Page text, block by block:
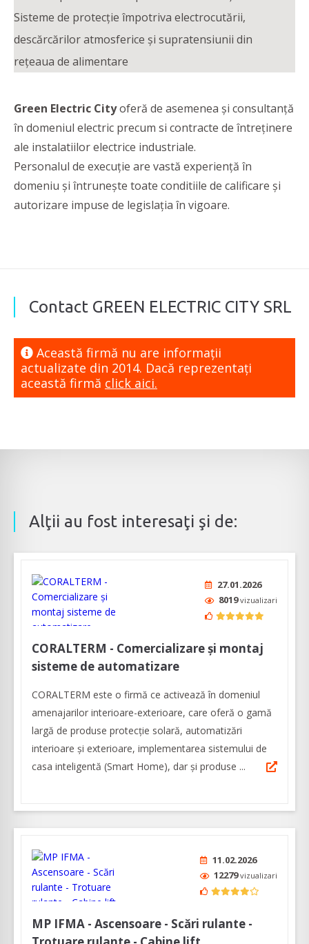
Sisteme de protecție împotriva electrocutării,
descărcărilor atmosferice și supratensiunii din
rețeaua de alimentare
Green Electric Cityoferă de asemenea și consultanță
în domeniul electric precum si contracte de întreținere
ale instalatiilor electrice industriale.
Personalul de execuție are vastă experiență în
domeniu și întrunește toate conditiile de calificare și
autorizare impuse de legislația în vigoare.
Contact GREEN ELECTRIC CITY SRL
Această firmă nu are informaţii
actualizate din 2014. Dacă reprezentaţi
această firmă click aici.
Alţii au fost interesaţi şi de:
27.01.2026
8019vizualizari
CORALTERM - Comercializare și montaj
sisteme de automatizare
CORALTERM este o firmă ce activează în domeniul
amenajarilor interioare-exterioare, care oferă o gamă
largă de produse protecție solară, automatizări
interioare și exterioare, implementarea sistemului de
casa inteligentă (Smart Home), dar și produse ...
11.02.2026
12279vizualizari
MP IFMA - Ascensoare - Scări rulante -